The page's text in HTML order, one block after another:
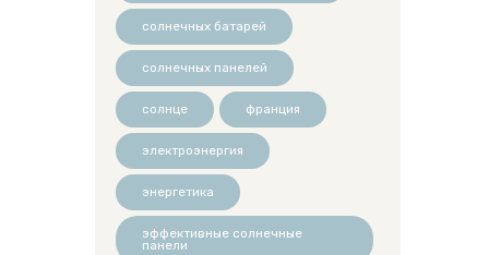
солнечных батарей
солнечных панелей
солнце франция
электроэнергия
энергетика
эффективные солнечные
панели